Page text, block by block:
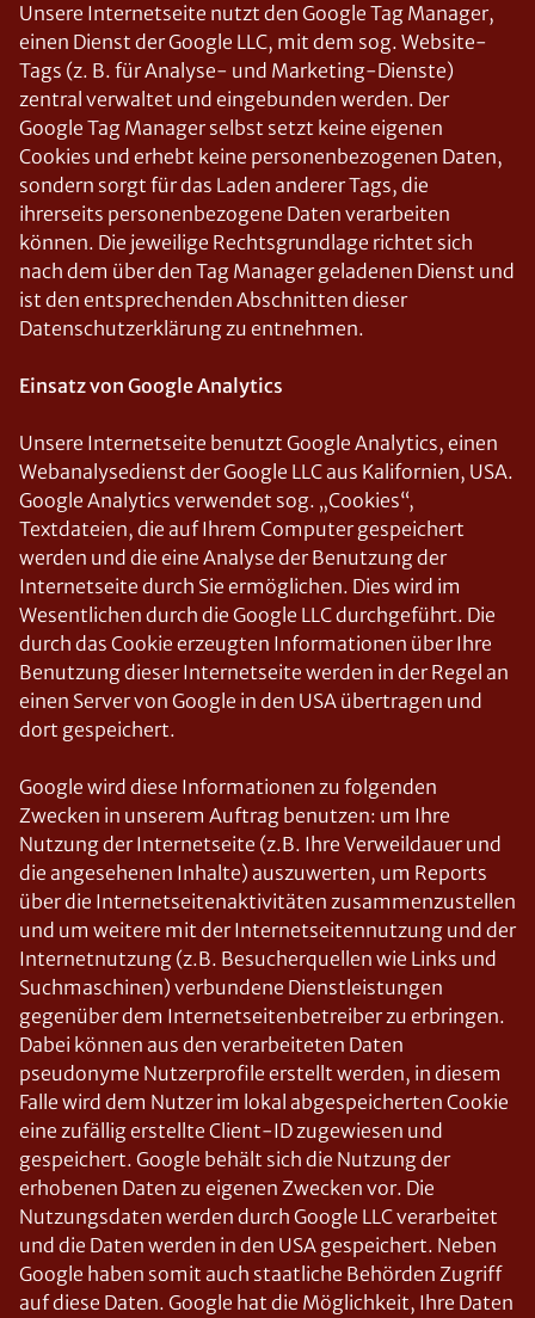
Unsere Internetseite nutzt den Google Tag Manager,
einen Dienst der Google LLC, mit dem sog. Website-
Tags (z. B. für Analyse- und Marketing-Dienste)
zentral verwaltet und eingebunden werden. Der
Google Tag Manager selbst setzt keine eigenen
Cookies und erhebt keine personenbezogenen Daten,
sondern sorgt für das Laden anderer Tags, die
ihrerseits personenbezogene Daten verarbeiten
können. Die jeweilige Rechtsgrundlage richtet sich
nach dem über den Tag Manager geladenen Dienst und
ist den entsprechenden Abschnitten dieser
Datenschutzerklärung zu entnehmen.
Einsatz von Google Analytics
Unsere Internetseite benutzt Google Analytics, einen
Webanalysedienst der Google LLC aus Kalifornien, USA.
Google Analytics verwendet sog. „Cookies“,
Textdateien, die auf Ihrem Computer gespeichert
werden und die eine Analyse der Benutzung der
Internetseite durch Sie ermöglichen. Dies wird im
Wesentlichen durch die Google LLC durchgeführt. Die
durch das Cookie erzeugten Informationen über Ihre
Benutzung dieser Internetseite werden in der Regel an
einen Server von Google in den USA übertragen und
dort gespeichert.
Google wird diese Informationen zu folgenden
Zwecken in unserem Auftrag benutzen: um Ihre
Nutzung der Internetseite (z.B. Ihre Verweildauer und
die angesehenen Inhalte) auszuwerten, um Reports
über die Internetseitenaktivitäten zusammenzustellen
und um weitere mit der Internetseitennutzung und der
Internetnutzung (z.B. Besucherquellen wie Links und
Suchmaschinen) verbundene Dienstleistungen
gegenüber dem Internetseitenbetreiber zu erbringen.
Dabei können aus den verarbeiteten Daten
pseudonyme Nutzerprofile erstellt werden, in diesem
Falle wird dem Nutzer im lokal abgespeicherten Cookie
eine zufällig erstellte Client-ID zugewiesen und
gespeichert. Google behält sich die Nutzung der
erhobenen Daten zu eigenen Zwecken vor. Die
Nutzungsdaten werden durch Google LLC verarbeitet
und die Daten werden in den USA gespeichert. Neben
Google haben somit auch staatliche Behörden Zugriff
auf diese Daten. Google hat die Möglichkeit, Ihre Daten